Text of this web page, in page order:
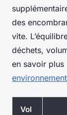
des
vite.
déchets,
en savoir plus
Vol